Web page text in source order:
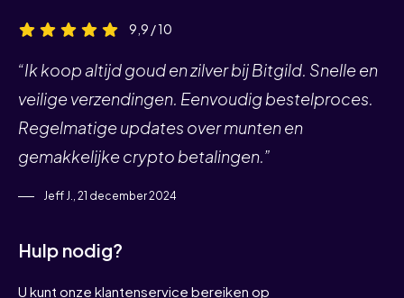
9,9 / 10
“Ik koop altijd goud en zilver bij Bitgild. Snelle en
veilige verzendingen. Eenvoudig bestelproces.
Regelmatige updates over munten en
gemakkelijke crypto betalingen.”
Jeff J., 21 december 2024
Hulp nodig?
U kunt onze klantenservice bereiken op